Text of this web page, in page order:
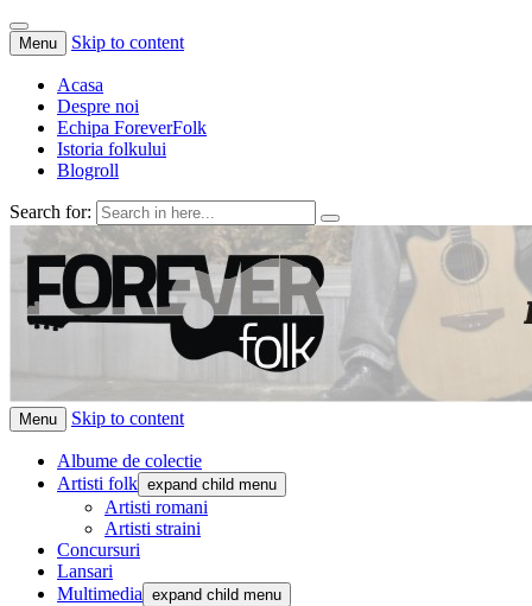
Menu Skip to content
Acasa
Despre noi
Echipa ForeverFolk
Istoria folkului
Blogroll
Search for:
ForeverFolk
Muzica sufletului tau
Menu Skip to content
Albume de colectie
Artisti folk expand child menu
Artisti romani
Artisti straini
Concursuri
Lansari
Multimedia expand child menu